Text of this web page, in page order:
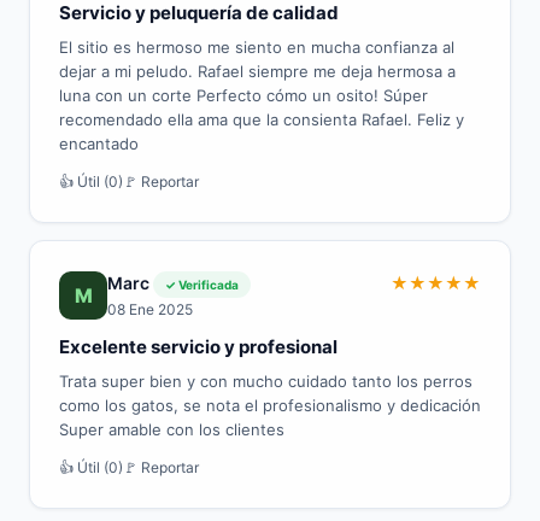
Servicio y peluquería de calidad
El sitio es hermoso me siento en mucha confianza al
dejar a mi peludo. Rafael siempre me deja hermosa a
luna con un corte Perfecto cómo un osito! Súper
recomendado ella ama que la consienta Rafael. Feliz y
encantado
👍 Útil (0) 🚩 Reportar
M Marc ✓ Verificada
08 Ene 2025
★★★★★
Excelente servicio y profesional
Trata super bien y con mucho cuidado tanto los perros
como los gatos, se nota el profesionalismo y dedicación
Super amable con los clientes
👍 Útil (0) 🚩 Reportar